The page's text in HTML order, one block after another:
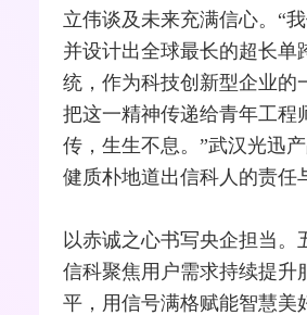
立伟谈及未来充满信心。“
并设计出全球最长的超长单
统，作为科技创新型企业的
把这一精神传递给青年工程
传，生生不息。”武汉光迅
健质朴地道出信科人的责任
以赤诚之心书写央企担当。
信科聚焦用户需求持续提升
平，用信号满格赋能智慧美